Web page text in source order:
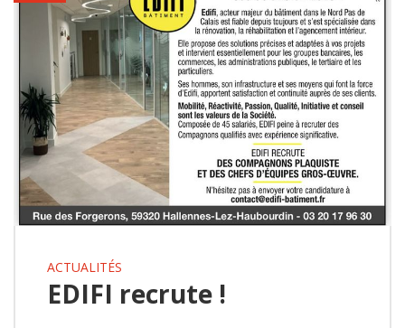
ACTUALITÉS
EDIFI recrute !